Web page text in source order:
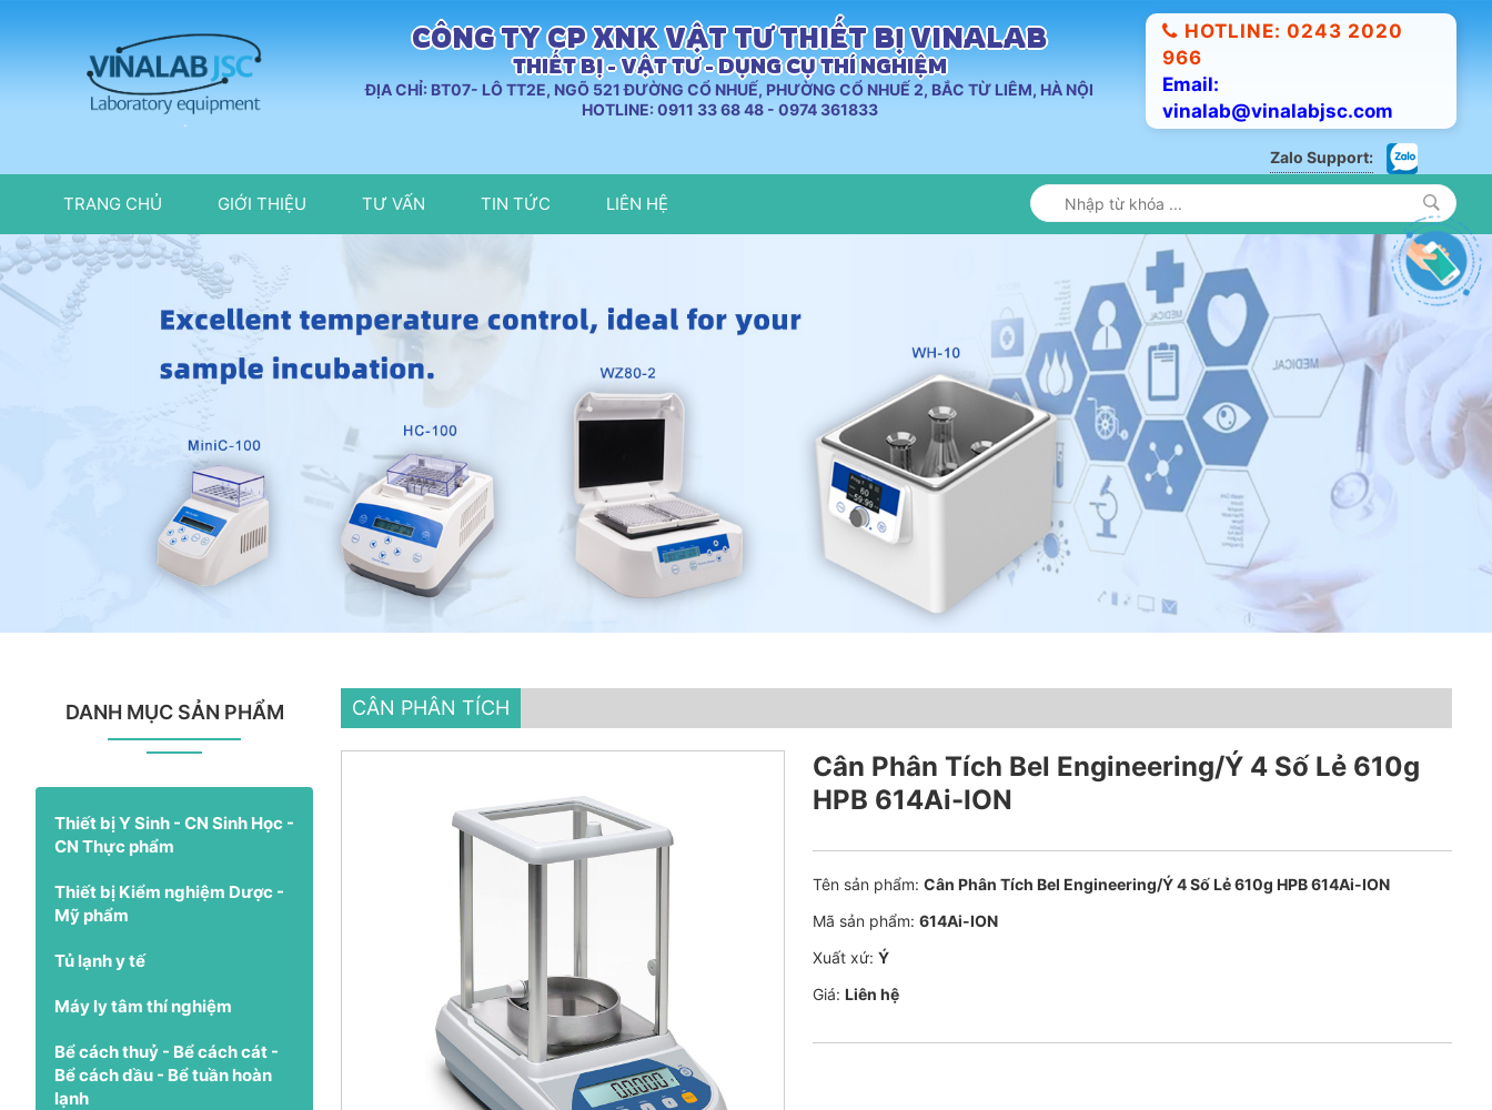
CÔNG TY CP XNK VẬT TƯ THIẾT BỊ VINALAB
THIẾT BỊ - VẬT TƯ - DỤNG CỤ THÍ NGHIỆM
ĐỊA CHỈ: BT07- LÔ TT2E, NGÕ 521 ĐƯỜNG CỔ NHUẾ, PHƯỜNG CỔ NHUẾ 2, BẮC TỪ LIÊM, HÀ NỘI
HOTLINE: 0911 33 68 48 - 0974 361833
HOTLINE: 0243 2020
966
Email:
vinalab@vinalabjsc.com
Zalo Support:
TRANG CHỦ GIỚI THIỆU TƯ VẤN TIN TỨC LIÊN HỆ
DANH MỤC SẢN PHẨM
Thiết bị Y Sinh - CN Sinh Học -
CN Thực phẩm
Thiết bị Kiểm nghiệm Dược -
Mỹ phẩm
Tủ lạnh y tế
Máy ly tâm thí nghiệm
Bể cách thuỷ - Bể cách cát -
Bể cách dầu - Bể tuần hoàn
lạnh
CÂN PHÂN TÍCH
Cân Phân Tích Bel Engineering/Ý 4 Số Lẻ 610g
HPB 614Ai-ION
Tên sản phẩm: Cân Phân Tích Bel Engineering/Ý 4 Số Lẻ 610g HPB 614Ai-ION
Mã sản phẩm: 614Ai-ION
Xuất xứ: Ý
Giá: Liên hệ